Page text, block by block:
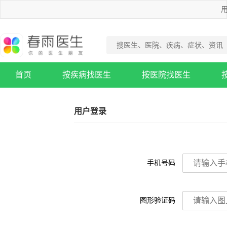
首页 按疾病找医生 按医院找医生
用户登录
手机号码
图形验证码